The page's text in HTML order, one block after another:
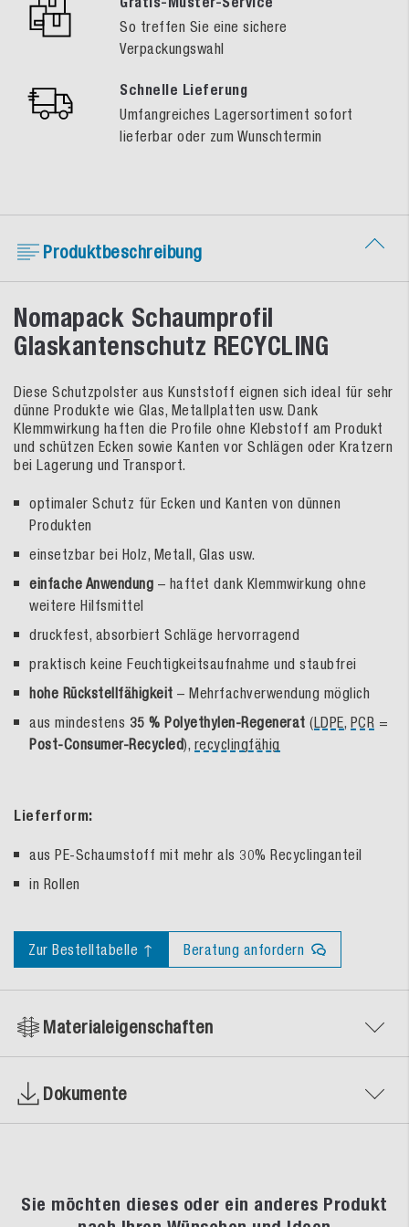
So treffen Sie eine sichere
Verpackungswahl
Schnelle Lieferung
Umfangreiches Lagersortiment sofort
lieferbar oder zum Wunschtermin
Produktbeschreibung
Nomapack Schaumprofil
Glaskantenschutz RECYCLING
Diese Schutzpolster aus Kunststoff eignen sich ideal für sehr
dünne Produkte wie Glas, Metallplatten usw. Dank
Klemmwirkung haften die Profile ohne Klebstoff am Produkt
und schützen Ecken sowie Kanten vor Schlägen oder Kratzern
bei Lagerung und Transport.
optimaler Schutz für Ecken und Kanten von dünnen
Produkten
einsetzbar bei Holz, Metall, Glas usw.
einfache Anwendung – haftet dank Klemmwirkung ohne
weitere Hilfsmittel
druckfest, absorbiert Schläge hervorragend
praktisch keine Feuchtigkeitsaufnahme und staubfrei
hohe Rückstellfähigkeit – Mehrfachverwendung möglich
aus mindestens 35 % Polyethylen-Regenerat (LDPE, PCR =
Post-Consumer-Recycled), recyclingfähig
Lieferform:
aus PE-Schaumstoff mit mehr als 30% Recyclinganteil
in Rollen
Zur Bestelltabelle ↑ Beratung anfordern
Materialeigenschaften
Dokumente
Sie möchten dieses oder ein anderes Produkt